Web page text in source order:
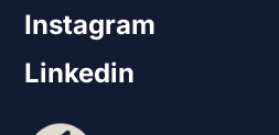
Instagram
Linkedin